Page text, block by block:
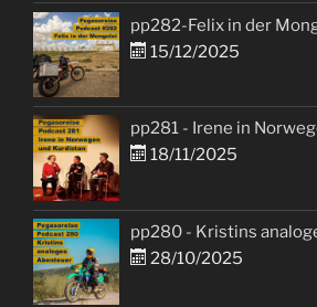
pp282-Felix in der
15/12/2025
pp281 - Irene in
18/11/2025
pp280 - Kristins
28/10/2025